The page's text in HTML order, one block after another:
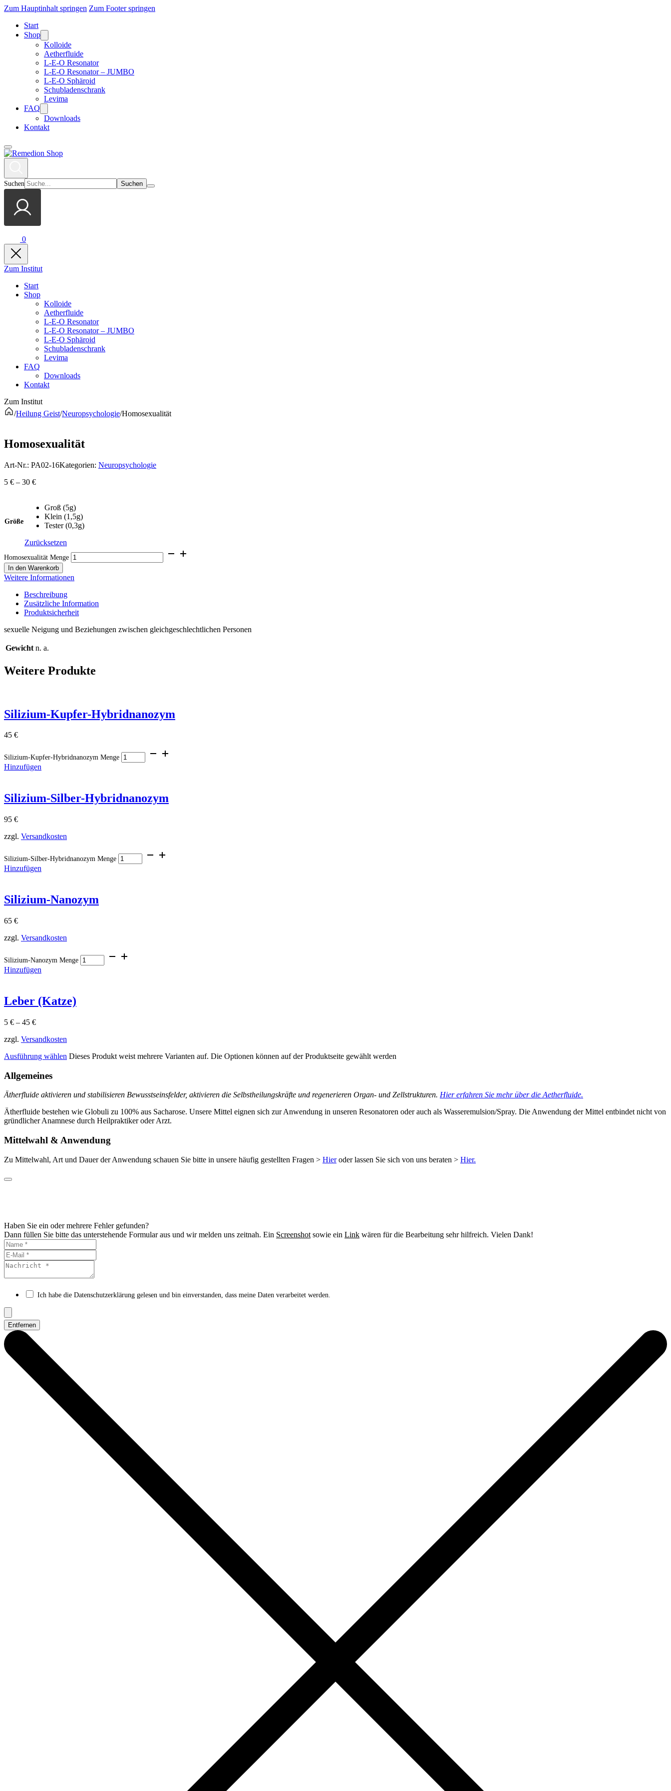
Zum Hauptinhalt springen Zum Footer springen
Start
Shop
Kolloide
Aetherfluide
L-E-O Resonator
L-E-O Resonator – JUMBO
L-E-O Sphäroid
Schubladenschrank
Levima
FAQ
Downloads
Kontakt
Suchen
0
Zum Institut
Start
Shop
Kolloide
Aetherfluide
L-E-O Resonator
L-E-O Resonator – JUMBO
L-E-O Sphäroid
Schubladenschrank
Levima
FAQ
Downloads
Kontakt
Zum Institut
/Heilung Geist/Neuropsychologie/Homosexualität
Homosexualität
Art-Nr.: PA02-16Kategorien: Neuropsychologie
5 € – 30 €
Größe
Groß (5g)
Klein (1,5g)
Tester (0,3g)
Zurücksetzen
Homosexualität Menge
In den Warenkorb
Weitere Informationen
Beschreibung
Zusätzliche Information
Produktsicherheit
sexuelle Neigung und Beziehungen zwischen gleichgeschlechtlichen Personen
Gewicht n. a.
Weitere Produkte
Silizium-Kupfer-Hybridnanozym
45 €
Silizium-Kupfer-Hybridnanozym Menge
Hinzufügen
Silizium-Silber-Hybridnanozym
95 €
zzgl. Versandkosten
Silizium-Silber-Hybridnanozym Menge
Hinzufügen
Silizium-Nanozym
65 €
zzgl. Versandkosten
Silizium-Nanozym Menge
Hinzufügen
Leber (Katze)
5 € – 45 €
zzgl. Versandkosten
Ausführung wählen Dieses Produkt weist mehrere Varianten auf. Die Optionen können auf der Produktseite gewählt werden
Allgemeines
Ätherfluide aktivieren und stabilisieren Bewusstseinsfelder, aktivieren die Selbstheilungskräfte und regenerieren Organ- und Zellstrukturen. Hier erfahren Sie mehr über die Aetherfluide.
Ätherfluide bestehen wie Globuli zu 100% aus Sacharose. Unsere Mittel eignen sich zur Anwendung in unseren Resonatoren oder auch als Wasseremulsion/Spray. Die Anwendung der Mittel entbindet nicht von
gründlicher Anamnese durch Heilpraktiker oder Arzt.
Mittelwahl & Anwendung
Zu Mittelwahl, Art und Dauer der Anwendung schauen Sie bitte in unsere häufig gestellten Fragen > Hieroder lassen Sie sich von uns beraten > Hier.
Haben Sie ein oder mehrere Fehler gefunden?
Dann füllen Sie bitte das unterstehende Formular aus und wir melden uns zeitnah. Ein Screenshot sowie ein Link wären für die Bearbeitung sehr hilfreich. Vielen Dank!
Ich habe die Datenschutzerklärung gelesen und bin einverstanden, dass meine Daten verarbeitet werden.
Entfernen